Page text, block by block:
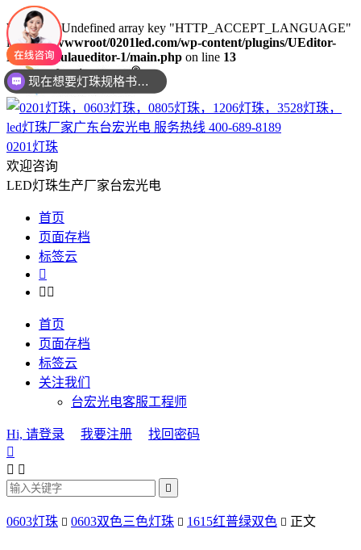
Warning
: Undefined array key "HTTP_ACCEPT_LANGUAGE"
in/www/wwwroot/0201led.com/wp-content/plugins/UEditor-
KityFormulaueditor-1/main.php on line 13
0201灯珠
欢迎咨询
LED灯珠生产厂家台宏光电
首页
页面存档
标签云

 
首页
页面存档
标签云
关注我们
台宏光电客服工程师
Hi, 请登录 我要注册
找回密码

 

0603灯珠  0603双色三色灯珠  1615红普绿双色  正文
可以介绍下你们的产品么？
现在想要灯珠规格书资料还是要样品测试呢？么？